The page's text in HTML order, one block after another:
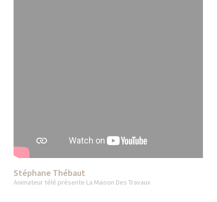
Stéphane Thébaut
Animateur télé présente La Maison Des Travaux